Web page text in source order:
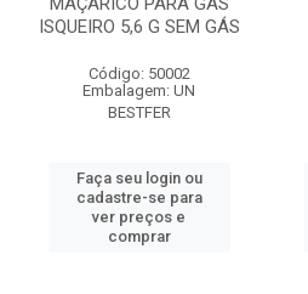
ISQUEIRO 5,6 G SEM GÁS
Código: 50002
Embalagem: UN
BESTFER
Faça seu login ou
cadastre-se para
ver preços e
comprar